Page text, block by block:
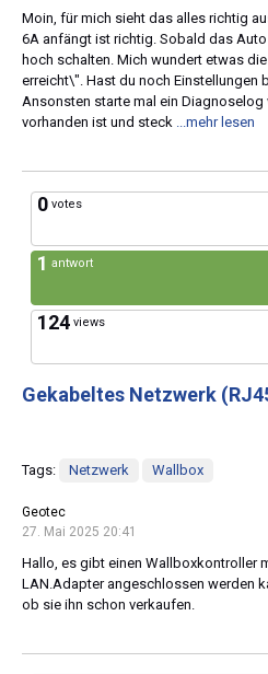
Moin, für mich sieht das alles richtig
6A anfängt ist richtig. Sobald das
hoch schalten. Mich wundert etwas
erreicht\". Hast du noch Einstellungen
Ansonsten starte mal ein
vorhanden ist und steck
...mehr lesen
0 votes
1 antwort
124 views
Gekabeltes Netzwerk
Tags: Netzwerk Wallbox
Geotec
27. Mai 2025 20:41
Hallo, es gibt einen Wallboxkontroller
LAN.Adapter angeschlossen werden
ob sie ihn schon verkaufen.